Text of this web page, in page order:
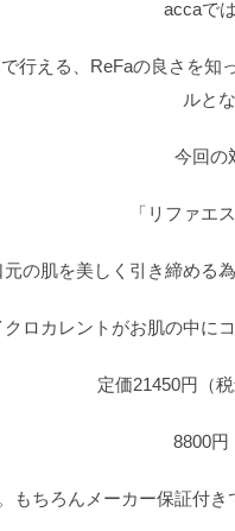
accaで
行える、ReFaの良さを知
ルと
今回の
「リファエ
元の肌を美しく引き締める
クロカレントがお肌の中に
定価21450円（
8800円
もちろんメーカー保証付き